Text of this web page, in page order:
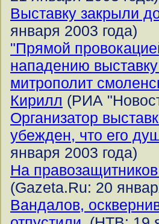
Выставку закрыли
января 2003 года)
"Прямой
нападению
митрополит
Кирилл (РИА
Организатор
убежден, что его
января 2003 года)
На
(Gazeta.Ru: 20
Вандалов,